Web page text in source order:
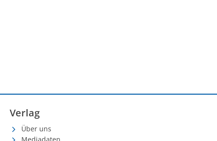
Verlag
Über uns